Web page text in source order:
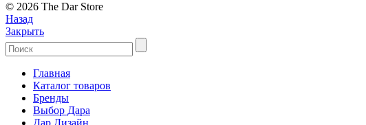
© 2026 The Dar Store
Назад
Закрыть
Главная
Каталог товаров
Бренды
Выбор Дара
Дар Дизайн